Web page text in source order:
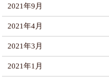
2021年9月
2021年4月
2021年3月
2021年1月